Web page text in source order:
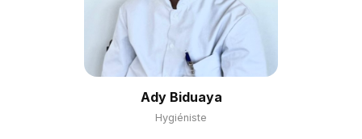
Ady Biduaya
Hygiéniste